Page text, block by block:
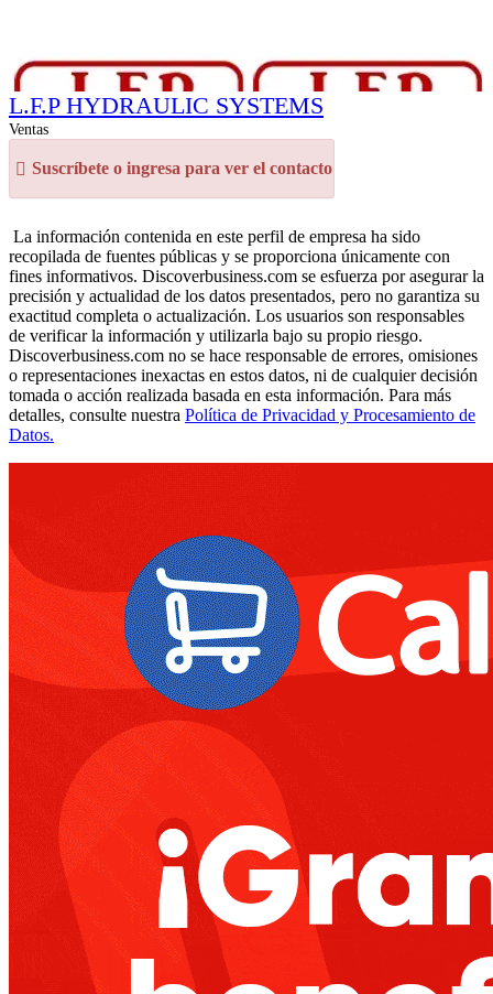
L.F.P HYDRAULIC SYSTEMS
Ventas
Suscríbete o ingresa para ver el contacto
La información contenida en este perfil de empresa ha sido
recopilada de fuentes públicas y se proporciona únicamente con
fines informativos. Discoverbusiness.com se esfuerza por asegurar la
precisión y actualidad de los datos presentados, pero no garantiza su
exactitud completa o actualización. Los usuarios son responsables
de verificar la información y utilizarla bajo su propio riesgo.
Discoverbusiness.com no se hace responsable de errores, omisiones
o representaciones inexactas en estos datos, ni de cualquier decisión
tomada o acción realizada basada en esta información. Para más
detalles, consulte nuestra Política de Privacidad y Procesamiento de
Datos.